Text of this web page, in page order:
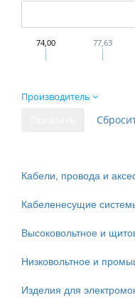
74,00 77,63
Производитель
Кабели, провода и
Кабеленесущие
Высоковольтное и
Низковольтное и
Изделия для